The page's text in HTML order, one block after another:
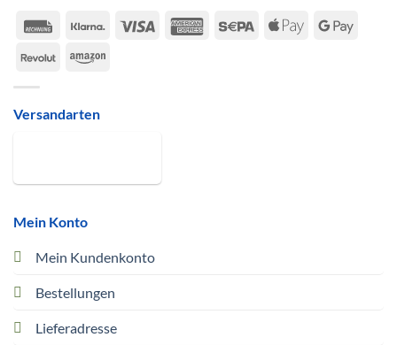
Mein Konto
Mein Kundenkonto
Bestellungen
Lieferadresse
Rechung
Klarna Visa
American Sepa
Apple
Google
RevolutAmazon
Versandarten